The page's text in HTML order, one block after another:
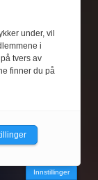
Innstillinger
under, vil
i
tvers av
finner du på